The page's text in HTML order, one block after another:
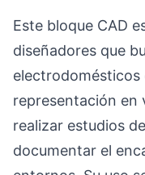
Este bloque CAD
diseñadores que
electrodomésticos
representación en
realizar estudios
documentar el